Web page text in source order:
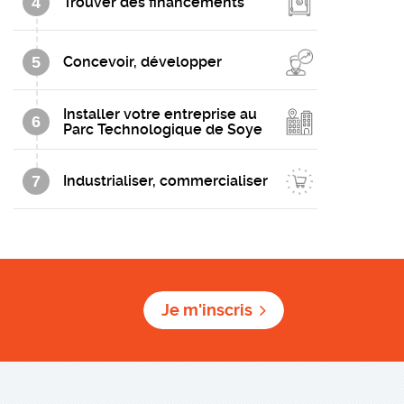
5 Concevoir, développer
6
Installer votre entreprise au
Parc Technologique de Soye
7 Industrialiser, commercialiser
Je m'inscris